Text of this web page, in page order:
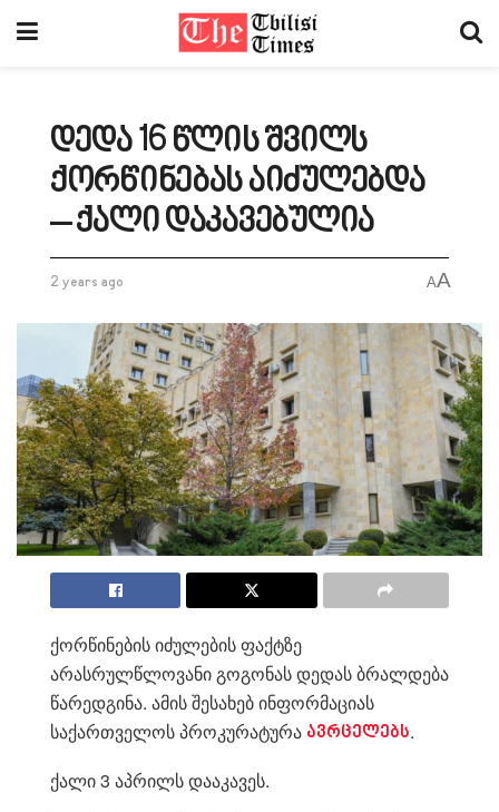
დედა 16 წლის შვილს
ქორწინებას აიძულებდა
– ქალი დაკავებულია
2 years ago AA
ქორწინების იძულების ფაქტზე
არასრულწლოვანი გოგონას დედას ბრალდება
წარედგინა. ამის შესახებ ინფორმაციას
საქართველოს პროკურატურა ავრცელებს.
ქალი 3 აპრილს დააკავეს.